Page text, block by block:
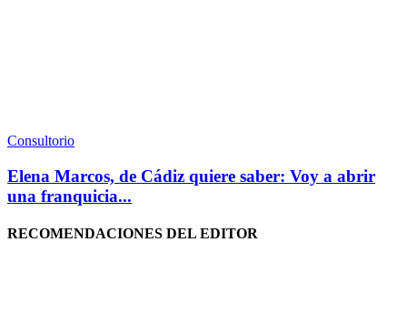
Consultorio
Elena Marcos, de Cádiz quiere saber: Voy a abrir
una franquicia...
RECOMENDACIONES DEL EDITOR